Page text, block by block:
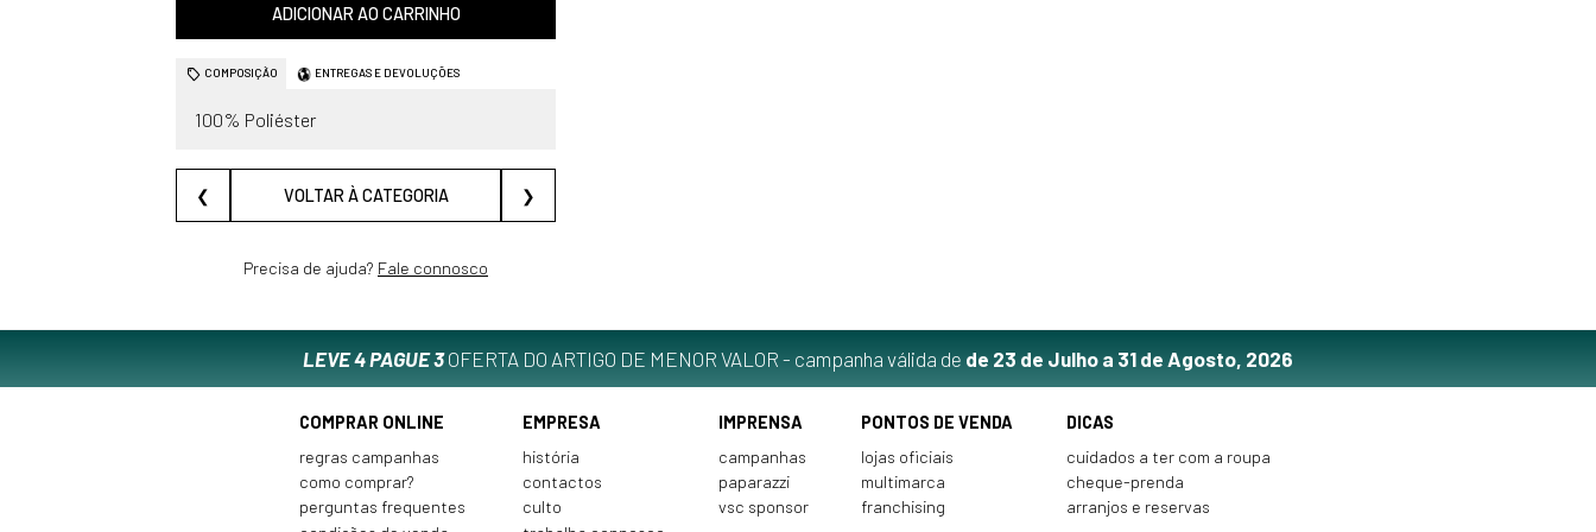
ADICIONAR AO CARRINHO
COMPOSIÇÃO ENTREGAS E DEVOLUÇÕES
100% Poliéster
❮ VOLTAR À CATEGORIA ❯
Precisa de ajuda? Fale connosco
LEVE 4 PAGUE 3OFERTA DO ARTIGO DE MENOR VALOR - campanha válida de de 23 de Julho a 31 de Agosto, 2026
COMPRAR ONLINE
regras campanhas
como comprar?
perguntas frequentes
EMPRESA
história
contactos
culto
IMPRENSA
campanhas
paparazzi
vsc sponsor
PONTOS DE VENDA
lojas oficiais
multimarca
franchising
DICAS
cuidados a ter com a roupa
cheque-prenda
arranjos e reservas